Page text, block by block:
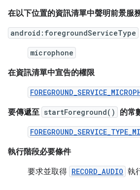
在以下位置的資訊清單中聲明前景服
android:foregroundServiceType
microphone
在資訊清單中宣告的權限
要傳遞至 startForeground() 的常
執行階段必要條件
要求並取得 RECORD_AUDIO 執